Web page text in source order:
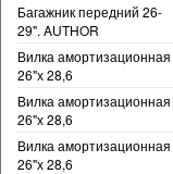
Багажник передний 26-
29". AUTHOR
Вилка амортизационная
26"х 28,6
Вилка амортизационная
26"х 28,6
Вилка амортизационная
26"х 28,6